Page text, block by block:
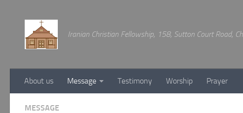
Iranian Christian Fellowship, 158, Sutton Court Road,
About us Message Testimony Worship Prayer
MESSAGE